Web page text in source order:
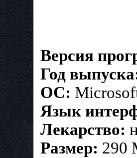
Версия
Год
ОС:
Язык
Лекарство:
Размер: 290